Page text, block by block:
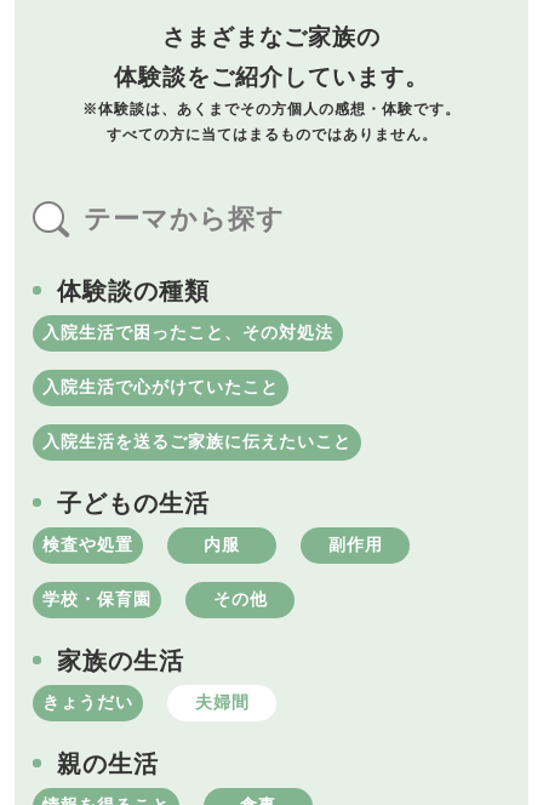
さまざまなご家族の
体験談をご紹介しています。
※体験談は、あくまでその方個人の感想・体験です。
すべての方に当てはまるものではありません。
テーマから探す
体験談の種類
入院生活で困ったこと、その対処法
入院生活で心がけていたこと
入院生活を送るご家族に伝えたいこと
子どもの生活
検査や処置 内服 副作用
学校・保育園 その他
家族の生活
きょうだい 夫婦間
親の生活